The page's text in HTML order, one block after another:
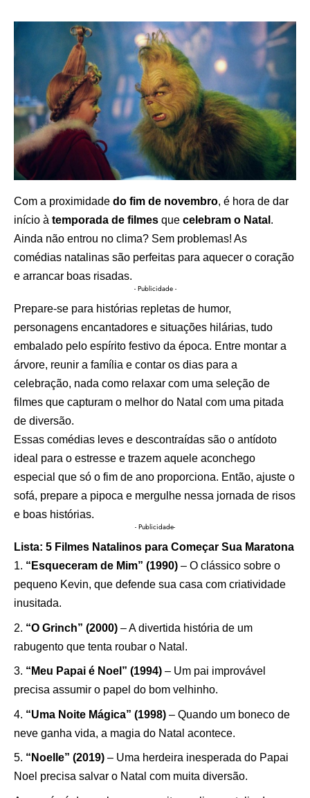
Com a proximidade do fim de novembro, é hora de dar
início à temporada de filmes que celebram o Natal .
Ainda não entrou no clima? Sem problemas! As
comédias natalinas são perfeitas para aquecer o coração
e arrancar boas risadas.
- Publicidade -
Prepare-se para histórias repletas de humor,
personagens encantadores e situações hilárias, tudo
embalado pelo espírito festivo da época. Entre montar a
árvore, reunir a família e contar os dias para a
celebração, nada como relaxar com uma seleção de
filmes que capturam o melhor do Natal com uma pitada
de diversão.
Essas comédias leves e descontraídas são o antídoto
ideal para o estresse e trazem aquele aconchego
especial que só o fim de ano proporciona. Então, ajuste o
sofá, prepare a pipoca e mergulhe nessa jornada de risos
e boas histórias.
- Publicidade-
Lista: 5 Filmes Natalinos para Começar Sua Maratona
“Esqueceram de Mim” (1990) – O clássico sobre o
pequeno Kevin, que defende sua casa com criatividade
inusitada.
“O Grinch” (2000) – A divertida história de um
rabugento que tenta roubar o Natal.
“Meu Papai é Noel” (1994) – Um pai improvável
precisa assumir o papel do bom velhinho.
“Uma Noite Mágica” (1998) – Quando um boneco de
neve ganha vida, a magia do Natal acontece.
“Noelle” (2019) – Uma herdeira inesperada do Papai
Noel precisa salvar o Natal com muita diversão.